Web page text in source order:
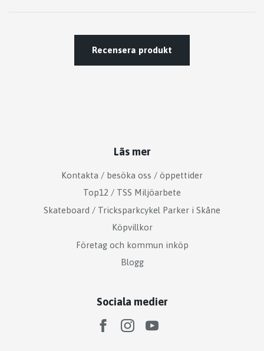
Recensera produkt
Läs mer
Kontakta / besöka oss / öppettider
Top12 / TSS Miljöarbete
Skateboard / Tricksparkcykel Parker i Skåne
Köpvillkor
Företag och kommun inköp
Blogg
Sociala medier